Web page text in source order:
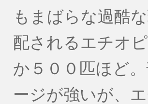
もまばらな過酷
配されるエチオ
か５００匹ほど
ージが強いが、